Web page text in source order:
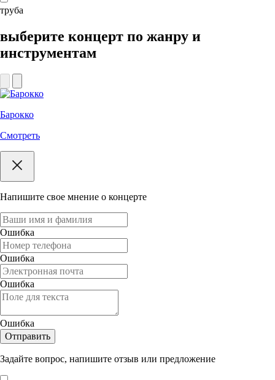
труба
выберите концерт по жанру и
инструментам
Барокко
Смотреть
Напишите свое мнение о концерте
Ошибка
Ошибка
Ошибка
Ошибка
Отправить
Задайте вопрос, напишите отзыв или предложение